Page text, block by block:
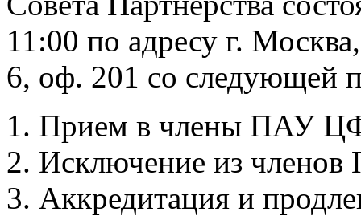
11:00 по адресу г.
6, оф. 201 со следующей
Прием в члены ПАУ
Исключение из
Аккредитация и